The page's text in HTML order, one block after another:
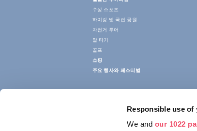
Responsible use of
We and our 1022
수상 스포츠
하이킹 및 국립 공원
자전거 투어
말 타기
골프
쇼핑
주요 행사와 페스티벌